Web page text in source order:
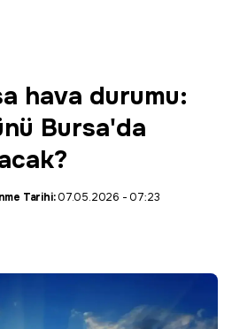
hava durumu:
Bursa'da
Tarihi:07.05.2026 - 07:23